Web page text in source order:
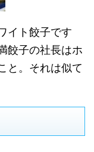
イト餃子です
餃子の社長はホ
と。それは似て